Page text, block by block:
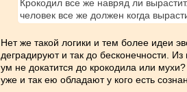
Крокодил все же навряд ли
человек все же должен когда
Нет же такой логики и тем более идеи
деградируют и так до бесконечности.
ум не докатится до крокодила или
уже и так ею обладают у кого есть